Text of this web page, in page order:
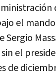
el
Sergio
el
de